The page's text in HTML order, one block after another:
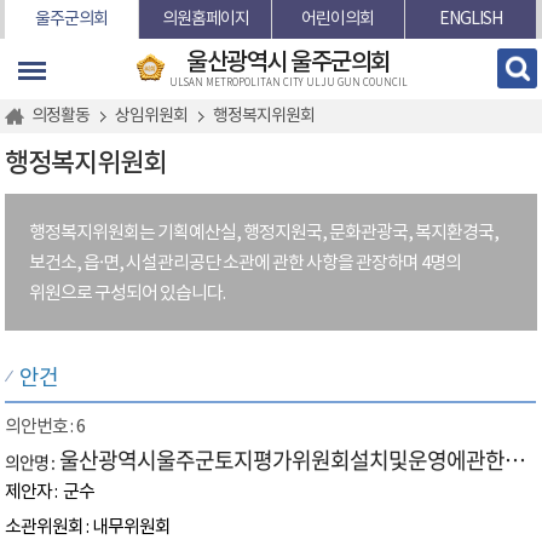
본문바로가기
울주군의회 의원홈페이지 어린이의회 ENGLISH
울산광역시 울주군의회
ULSAN METROPOLITAN CITY ULJU GUN COUNCIL
의정활동 상임위원회 행정복지위원회
행정복지위원회
행정복지위원회는 기획예산실, 행정지원국, 문화관광국, 복지환경국,
보건소, 읍·면, 시설관리공단 소관에 관한 사항을 관장하며 4명의
위원으로 구성되어 있습니다.
안건
6
울산광역시울주군토지평가위원회설치및운영에관한조례중개정조례안
군수
내무위원회